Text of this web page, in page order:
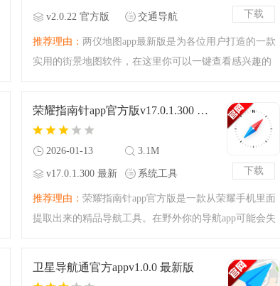
下载
v2.0.22 官方版 交通导航
推荐理由： 两仪地图app最新版是为各位用户打造的一款
实用的街景地图软件，在这里你可以一键查看感兴趣的
出门在外不迷路，有需要的赶紧来本站下载吧。
下载
荣耀指南针app官方版v17.0.1.300 最新版
2026-01-13 3.1M
v17.0.1.300 最新
系统工具
推荐理由： 荣耀指南针app官方版是一款从荣耀手机里面
提取出来的精品导航工具。在野外你的导航app可能会失
户可以来下载荣耀指南针app官方版看看，安装这个软件
卫星导航通官方appv1.0.0 最新版